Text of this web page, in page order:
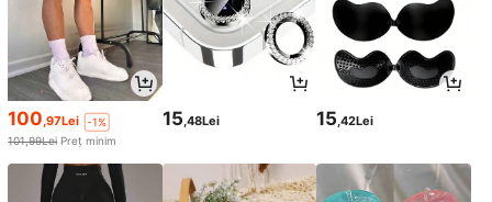
100,97Lei
-1%
101,99Lei Preț minim
15,48Lei 15,42Lei